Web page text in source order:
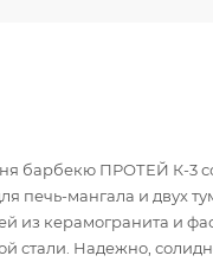
барбекю ПРОТЕЙ К-3
печь-мангала и двух
из керамогранита и
стали. Надежно,